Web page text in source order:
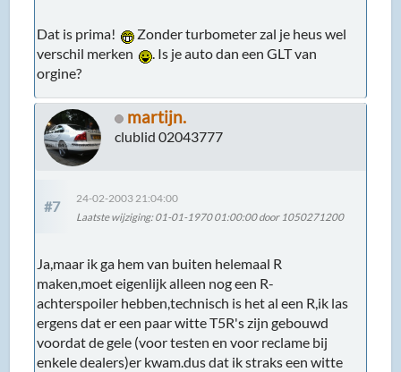
Dat is prima!
Zonder turbometer zal je heus wel
verschil merken
. Is je auto dan een GLT van
orgine?
martijn.
clublid 02043777
#7
24-02-2003 21:04:00
Laatste wijziging: 01-01-1970 01:00:00 door 1050271200
Ja,maar ik ga hem van buiten helemaal R
maken,moet eigenlijk alleen nog een R-
achterspoiler hebben,technisch is het al een R,ik las
ergens dat er een paar witte T5R's zijn gebouwd
voordat de gele (voor testen en voor reclame bij
enkele dealers)er kwam.dus dat ik straks een witte